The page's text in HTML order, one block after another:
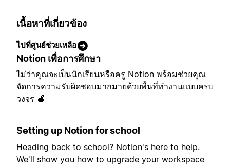
เนื้อหาที่เกี่ยวข้อง
ไปที่ศูนย์ช่วยเหลือ
Notion เพื่อการศึกษา
ไม่ว่าคุณจะเป็นนักเรียนหรือครู Notion พร้อมช่วยคุณ
จัดการความรับผิดชอบมากมายด้วยพื้นที่ทำงานแบบครบ
วงจร 🍎
Setting up Notion for school
Heading back to school? Notion's here to help.
We'll show you how to upgrade your workspace